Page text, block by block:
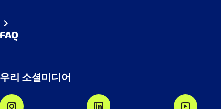
FAQ
우리 소셜미디어